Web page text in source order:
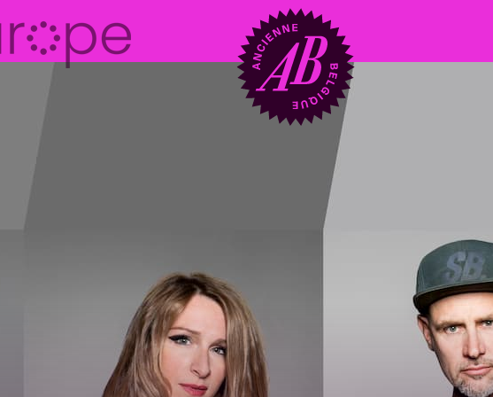
Zaalhuur
BRDCST